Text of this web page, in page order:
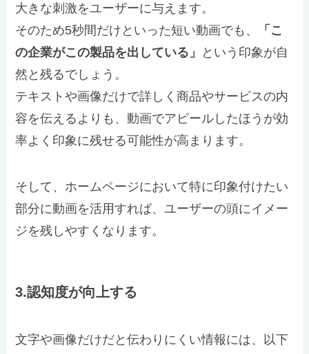
大きな刺激をユーザーに与えます。
そのため5秒間だけといった短い動画でも、
「こ
の企業がこの製品を出している」
という印象が自
然と残るでしょう。
テキストや画像だけで詳しく商品やサービスの内
容を伝えるよりも、動画でアピールしたほうが効
率よく印象に残せる可能性が高まります。
そして、ホームページにおいて特に印象付けたい
部分に動画を活用すれば、ユーザーの頭にイメー
ジを残しやすくなります。
3.認知度が向上する
文字や画像だけだと伝わりにくい情報には、以下